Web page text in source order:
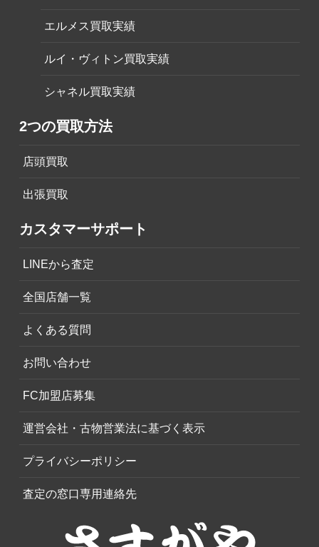
エルメス買取実績
ルイ・ヴィトン買取実績
シャネル買取実績
2つの買取方法
店頭買取
出張買取
カスタマーサポート
LINEから査定
全国店舗一覧
よくある質問
お問い合わせ
FC加盟店募集
運営会社・古物営業法に基づく表示
プライバシーポリシー
査定の窓口専用連絡先